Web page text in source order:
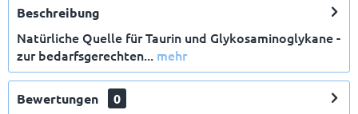
Beschreibung
Natürliche Quelle für Taurin und Glykosaminoglykane -
zur bedarfsgerechten... mehr
Bewertungen 0